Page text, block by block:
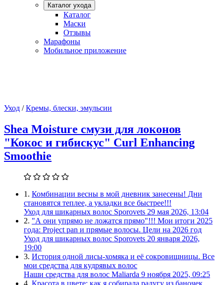
Каталог ухода
Каталог
Маски
Отзывы
Марафоны
Мобильное приложение
Уход /Кремы, блески, эмульсии
Shea Moisture смузи для локонов
"Кокос и гибискус" Curl Enhancing
Smoothie
1. Комбинации весны в мой дневник занесены! Дни
становятся теплее, а укладки все быстрее!!!
Уход для шикарных волос Sporovets 29 мая 2026, 13:04
2. "А они упрямо не ложатся прямо"!!! Мои итоги 2025
года: Project pan и прямые волосы. Цели на 2026 год
Уход для шикарных волос Sporovets 20 января 2026,
19:00
3. История одной лисы-хомяка и её сокровищницы. Все
мои средства для кудрявых волос
Наши средства для волос Maliarda 9 ноября 2025, 09:25
4. Красота в цвете: как я собирала радугу из баночек